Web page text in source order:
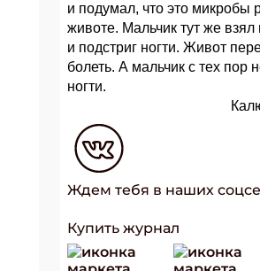
и подумал, что это микробы
животе. Мальчик тут же
и подстриг ногти. Живот
болеть. А мальчик с тех пор
ногти.
Ждем тебя в наших
Купить журнал